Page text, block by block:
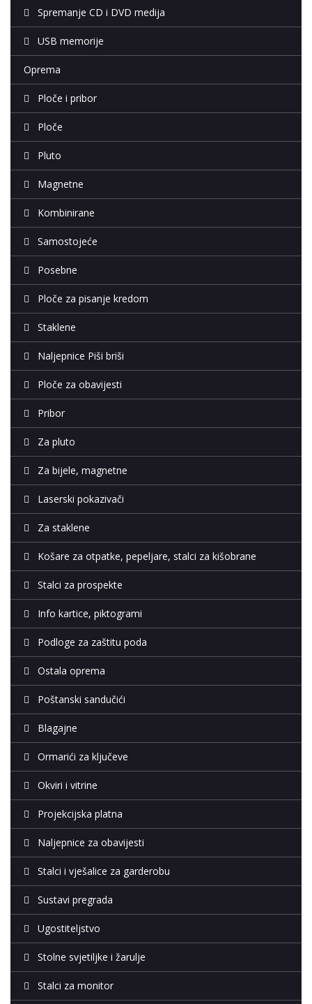
Spremanje CD i DVD medija
USB memorije
Oprema
Ploče i pribor
Ploče
Pluto
Magnetne
Kombinirane
Samostojeće
Posebne
Ploče za pisanje kredom
Staklene
Naljepnice Piši briši
Ploče za obavijesti
Pribor
Za pluto
Za bijele, magnetne
Laserski pokazivači
Za staklene
Košare za otpatke, pepeljare, stalci za kišobrane
Stalci za prospekte
Info kartice, piktogrami
Podloge za zaštitu poda
Ostala oprema
Poštanski sandučići
Blagajne
Ormarići za ključeve
Okviri i vitrine
Projekcijska platna
Naljepnice za obavijesti
Stalci i vješalice za garderobu
Sustavi pregrada
Ugostiteljstvo
Stolne svjetiljke i žarulje
Stalci za monitor